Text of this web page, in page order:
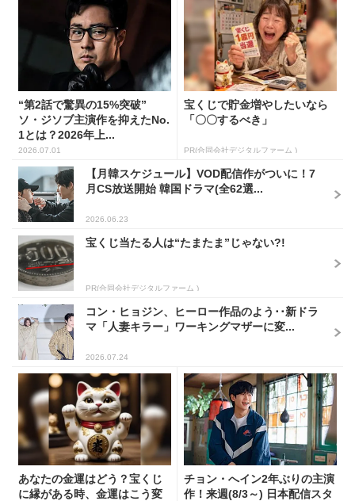
“第2話で驚異の15%突破”
ソ・ジソブ主演作を抑えたNo.
1とは？2026年上...
2026.07.01
宝くじで貯金増やしたいなら
「〇〇するべき」
PR(合同会社デジタルファーム )
【月韓スケジュール】VOD配信作がついに！7
月CS放送開始 韓国ドラマ(全62選...
2026.06.23
宝くじ当たる人は“たまたま”じゃない?!
PR(合同会社デジタルファーム )
コン・ヒョジン、ヒーロー作品のよう･･新ドラ
マ「人妻キラー」ワーキングマザーに変...
2026.07.24
あなたの金運はどう？宝くじ
に縁がある時、金運はこう変
チョン・へイン2年ぶりの主演
作！来週(8/3～) 日本配信スタ